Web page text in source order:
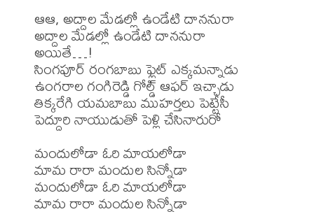
ఆఆ, అద్దాల మేడల్లో ఉండేటి దాననురా
అద్దాల మేడల్లో ఉండేటి దాననురా
అయితే…!
సింగపూర్ రంగబాబు ఫ్లైట్ ఎక్కమన్నాడు
ఉంగరాల గంగిరెడ్డి గోల్డ్ ఆఫర్ ఇచ్చాడు
తిక్కరేగి యమబాబు ముహర్తలు పెట్టేసీ
పెద్దూరి నాయుడుతో పెళ్లి చేసినారురో
మందులోడా ఓరి మాయలోడా
మామ రారా మందుల సిన్నోడా
మందులోడా ఓరి మాయలోడా
మామ రారా మందుల సిన్నోడా